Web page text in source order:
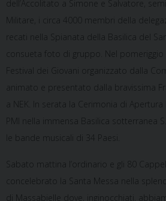
dell’Accolitato a Simone e Salvatore,
Militare, i circa 4000 membri della
recati nella Spianata della Basilica del
consueta foto di gruppo. Nel
Festival dei Giovani organizzato dalla
animato e presentato dalla bravissima
a NEK. In serata la Cerimonia di Apertura
PMI nella immensa Basilica sotterranea
le bande musicali di 34 Paesi.
Sabato mattina l’ordinario e gli 80
concelebrato la Santa Messa nella
di Massabielle dove, inginocchiati,